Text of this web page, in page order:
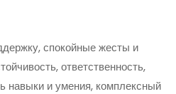
спокойные жесты и
ответственность,
навыки и умения, комплексный